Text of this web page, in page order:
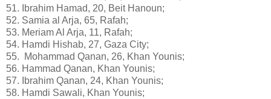
51. Ibrahim Hamad, 20, Beit Hanoun;
52. Samia al Arja, 65, Rafah;
53. Meriam Al Arja, 11, Rafah;
54. Hamdi Hishab, 27, Gaza City;
55. Mohammad Qanan, 26, Khan Younis;
56. Hammad Qanan, Khan Younis;
57. Ibrahim Qanan, 24, Khan Younis;
58. Hamdi Sawali, Khan Younis;